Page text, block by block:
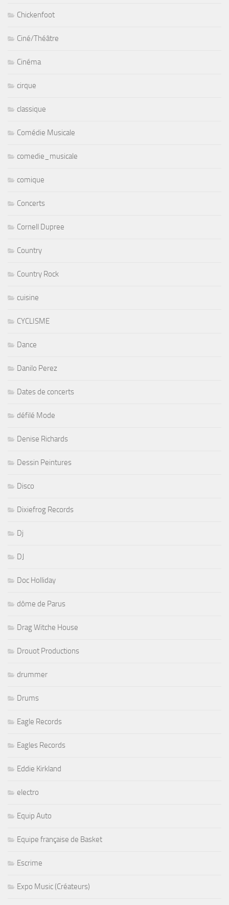
Chickenfoot
Ciné/Théâtre
Cinéma
cirque
classique
Comédie Musicale
comedie_musicale
comique
Concerts
Cornell Dupree
Country
Country Rock
cuisine
CYCLISME
Dance
Danilo Perez
Dates de concerts
défilé Mode
Denise Richards
Dessin Peintures
Disco
Dixiefrog Records
Dj
DJ
Doc Holliday
dôme de Parus
Drag Witche House
Drouot Productions
drummer
Drums
Eagle Records
Eagles Records
Eddie Kirkland
electro
Equip Auto
Equipe française de Basket
Escrime
Expo Music (Créateurs)